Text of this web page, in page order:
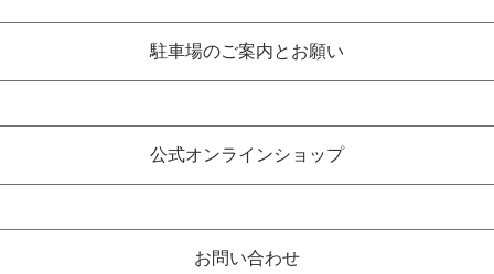
駐車場のご案内とお願い
公式オンラインショップ
お問い合わせ